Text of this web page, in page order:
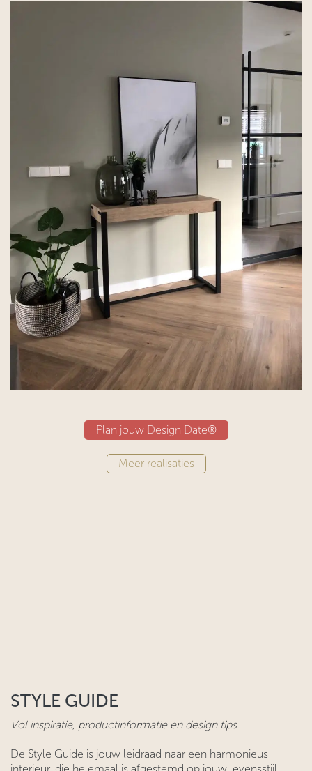
Meer realisaties
Plan jouw Design Date®
STYLE GUIDE
Vol inspiratie, productinformatie en design tips.
De Style Guide is jouw leidraad naar een harmonieus